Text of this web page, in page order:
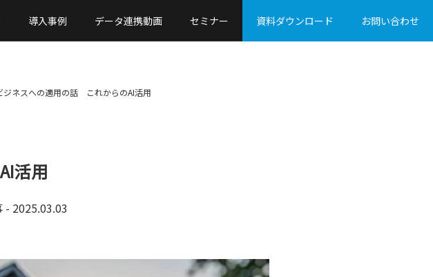
導入事例 データ連携動画 セミナー 資料ダウンロード お問い合わせ
ジネスへの適用の話 これからのAI活用
活用
- 2025.03.03